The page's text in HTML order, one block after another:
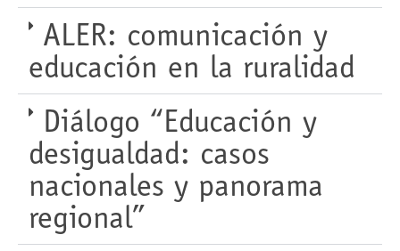
ALER: comunicación y
educación en la ruralidad
Diálogo “Educación y
desigualdad: casos
nacionales y panorama
regional”